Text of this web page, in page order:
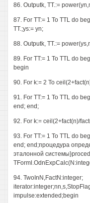
86. Outputk, TT.:=
87. For TT:= 1 To TTL do
TT.;ys:= yn;
88. Outputk, TT.:=
89. For TT:= 1 To TTL do
begin
90. For k:= 2 To
91. For TT:= 1 To TTL do
end; end;
92. For k:= ceil(2+fact(n)/
93. For TT:= 1 To TTL do
end; end;процедура
эталонной
94. TwoInN,FactN:integer;
impulse:extended;begin